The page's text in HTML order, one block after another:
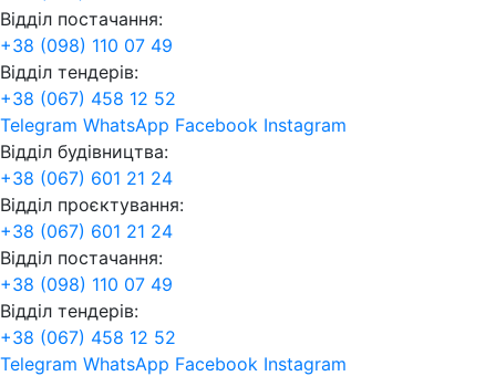
Відділ постачання:
+38 (098) 110 07 49
Відділ тендерів:
+38 (067) 458 12 52
Telegram WhatsApp Facebook Instagram
Відділ будівництва:
+38 (067) 601 21 24
Відділ проєктування:
+38 (067) 601 21 24
Відділ постачання:
+38 (098) 110 07 49
Відділ тендерів:
+38 (067) 458 12 52
Telegram WhatsApp Facebook Instagram